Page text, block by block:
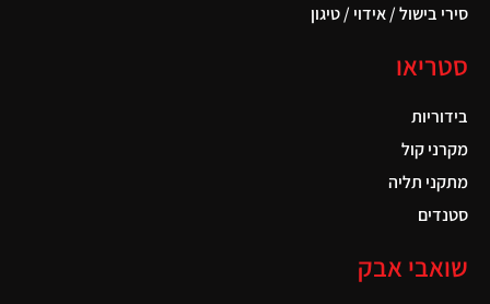
סירי בישול / אידוי / טיגון
סטריאו
בידוריות
מקרני קול
מתקני תליה
סטנדים
שואבי אבק